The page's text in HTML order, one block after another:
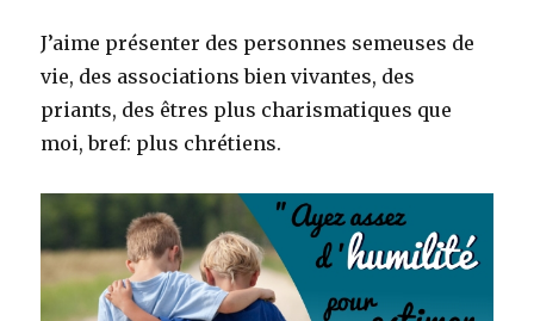
J’aime présenter des personnes semeuses de
vie, des associations bien vivantes, des
priants, des êtres plus charismatiques que
moi, bref: plus chrétiens.